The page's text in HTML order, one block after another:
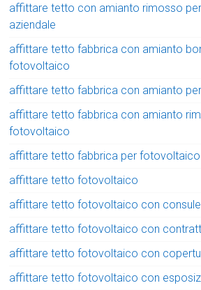
affittare tetto con amianto rimosso
aziendale
affittare tetto fabbrica con amianto
fotovoltaico
affittare tetto fabbrica con amianto
affittare tetto fabbrica con amianto
fotovoltaico
affittare tetto fabbrica per fotovoltaico
affittare tetto fotovoltaico
affittare tetto fotovoltaico con
affittare tetto fotovoltaico con
affittare tetto fotovoltaico con
affittare tetto fotovoltaico con